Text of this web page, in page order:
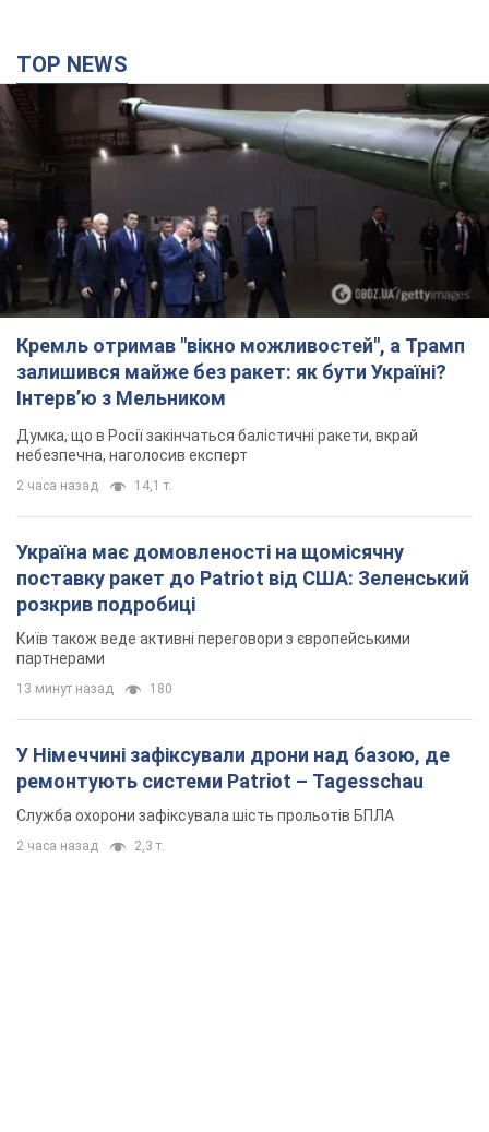
TOP NEWS
Кремль отримав "вікно можливостей", а Трамп
залишився майже без ракет: як бути Україні?
Інтерв’ю з Мельником
Думка, що в Росії закінчаться балістичні ракети, вкрай
небезпечна, наголосив експерт
2 часа назад 14,1 т.
Україна має домовленості на щомісячну
поставку ракет до Patriot від США: Зеленський
розкрив подробиці
Київ також веде активні переговори з європейськими
партнерами
13 минут назад 180
У Німеччині зафіксували дрони над базою, де
ремонтують системи Patriot – Tagesschau
Служба охорони зафіксувала шість прольотів БПЛА
2 часа назад 2,3 т.